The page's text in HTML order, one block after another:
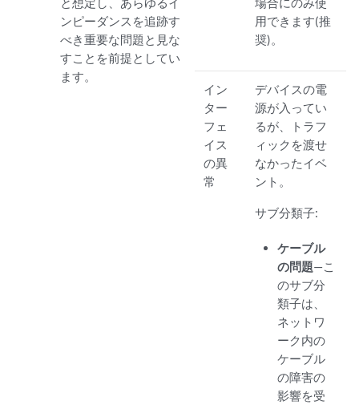
ンピーダンスを追跡す
べき重要な問題と見な
すことを前提としてい
ます。
用できます(推
奨)。
イン
ター
フェ
イス
の異
常
デバイスの電
源が入ってい
るが、トラフ
ィックを渡せ
なかったイベ
ント。
サブ分類子:
ケーブル
の問題—こ
のサブ分
類子は、
ネットワ
ーク内の
ケーブル
の障害の
影響を受